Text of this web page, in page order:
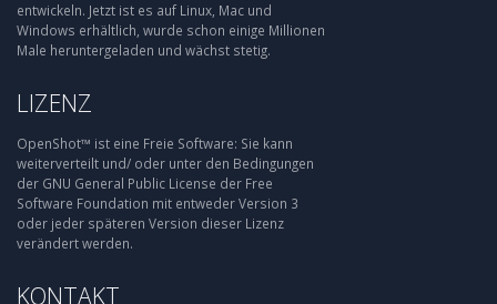
entwickeln. Jetzt ist es auf Linux, Mac und
Windows erhältlich, wurde schon einige Millionen
Male heruntergeladen und wächst stetig.
LIZENZ
OpenShot™ ist eine Freie Software: Sie kann
weiterverteilt und/ oder unter den Bedingungen
der GNU General Public License der Free
Software Foundation mit entweder Version 3
oder jeder späteren Version dieser Lizenz
verändert werden.
KONTAKT